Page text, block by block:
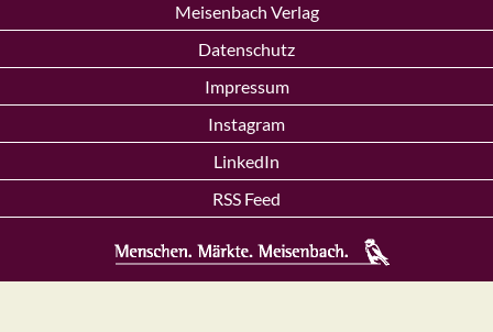
Meisenbach Verlag
Datenschutz
Impressum
Instagram
LinkedIn
RSS Feed